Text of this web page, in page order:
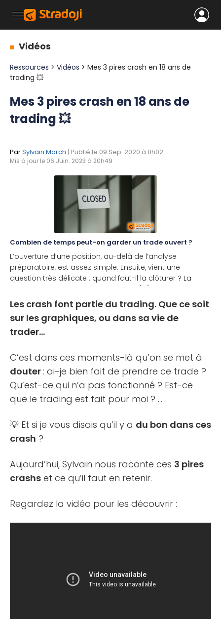
Vidéos
Ressources > Vidéos > Mes 3 pires crash en 18 ans de
trading 💥
Mes 3 pires crash en 18 ans de
trading 💥
ParSylvain March | Publié le 09 Sep. 2020 à 11h02
Mis à jour le 06 Juin. 2023 à 20h49
Combien de temps peut-on garder un trade ouvert ?
L’ouverture d’une position, au-delà de l’analyse
préparatoire, est assez simple. Ensuite, vient une
question très délicate : quand faut-il la clôturer ? La
Les crash font partie du trading. Que ce soit
sur les graphiques, ou dans sa vie de
trader…
C’est dans ces moments-là qu’on se met à
douter : ai-je bien fait de prendre ce trade ?
Qu’est-ce qui n’a pas fonctionné ? Est-ce
que le trading est fait pour moi ? …
💡 Et si je vous disais qu’il y a du bon dans ces
crash ?
Aujourd’hui, Sylvain nous raconte ces 3 pires
crashs et ce qu’il faut en retenir.
Regardez la vidéo pour les découvrir :